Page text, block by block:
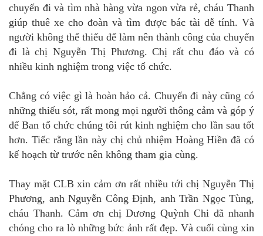
chuyến đi và tìm nhà hàng vừa ngon vừa rẻ, cháu Thanh
giúp thuê xe cho đoàn và tìm được bác tài dễ tính. Và
người không thể thiếu để làm nên thành công của chuyến
đi là chị Nguyễn Thị Phương. Chị rất chu đáo và có
nhiều kinh nghiệm trong việc tổ chức.
Chẳng có việc gì là hoàn hảo cả. Chuyến đi này cũng có
những thiếu sót, rất mong mọi người thông cảm và góp ý
để Ban tổ chức chúng tôi rút kinh nghiệm cho lần sau tốt
hơn. Tiếc rằng lần này chị chủ nhiệm Hoàng Hiền đã có
kế hoạch từ trước nên không tham gia cùng.
Thay mặt CLB xin cảm ơn rất nhiều tới chị Nguyễn Thị
Phương, anh Nguyễn Công Định, anh Trần Ngọc Tùng,
cháu Thanh. Cảm ơn chị Dương Quỳnh Chi đã nhanh
chóng cho ra lò những bức ảnh rất đẹp. Và cuối cùng xin